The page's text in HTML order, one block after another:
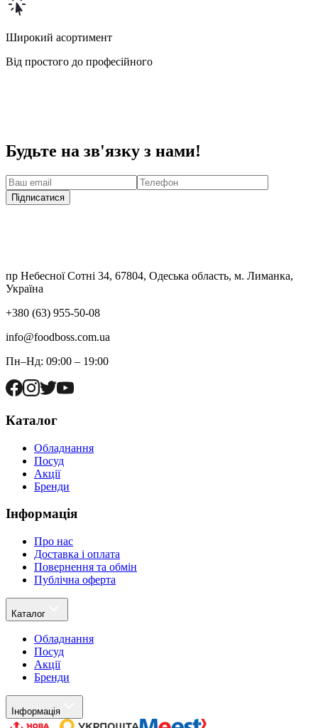
Широкий асортимент
Від простого до професійного
Будьте на зв'язку з нами!
Підписатися
пр Небесної Сотні 34, 67804, Одеська область, м. Лиманка,
Україна
+380 (63) 955-50-08
info@foodboss.com.ua
Пн–Нд: 09:00 – 19:00
Каталог
Обладнання
Посуд
Акції
Бренди
Інформація
Про нас
Доставка і оплата
Повернення та обмін
Публічна оферта
Каталог
Обладнання
Посуд
Акції
Бренди
Інформація